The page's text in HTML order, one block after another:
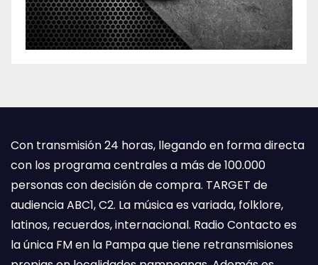
Con transmisión 24 horas, llegando en forma directa
con los programa centrales a más de 100.000
personas con decisión de compra. TARGET de
audiencia ABC1, C2. La música es variada, folklore,
latinos, recuerdos, internacional. Radio Contacto es
la única FM en la Pampa que tiene retransmisiones